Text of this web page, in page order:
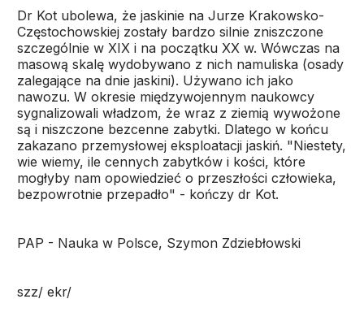
Dr Kot ubolewa, że jaskinie na Jurze Krakowsko-
Częstochowskiej zostały bardzo silnie zniszczone
szczególnie w XIX i na początku XX w. Wówczas na
masową skalę wydobywano z nich namuliska (osady
zalegające na dnie jaskini). Używano ich jako
nawozu. W okresie międzywojennym naukowcy
sygnalizowali władzom, że wraz z ziemią wywożone
są i niszczone bezcenne zabytki. Dlatego w końcu
zakazano przemysłowej eksploatacji jaskiń. "Niestety,
wie wiemy, ile cennych zabytków i kości, które
mogłyby nam opowiedzieć o przeszłości człowieka,
bezpowrotnie przepadło" - kończy dr Kot.
PAP - Nauka w Polsce, Szymon Zdziebłowski
szz/ ekr/